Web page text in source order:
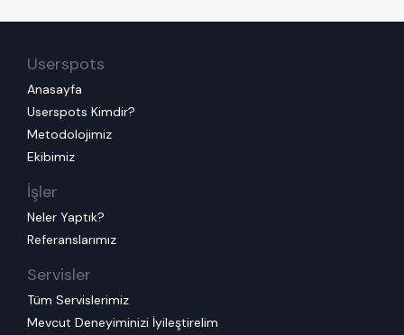
Userspots
Anasayfa
Userspots Kimdir?
Metodolojimiz
Ekibimiz
İşler
Neler Yaptık?
Referanslarımız
Servisler
Tüm Servislerimiz
Mevcut Deneyiminizi İyileştirelim